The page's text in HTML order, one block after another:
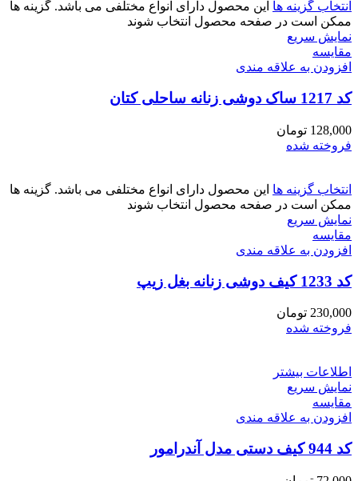
انتخاب گزینه ها این محصول دارای انواع مختلفی می باشد. گزینه ها
ممکن است در صفحه محصول انتخاب شوند
نمایش سریع
مقايسه
افزودن به علاقه مندی
کد 1217 ساک دوشی زنانه ساحلی کتان
128,000 تومان
فروخته شده
انتخاب گزینه ها این محصول دارای انواع مختلفی می باشد. گزینه ها
ممکن است در صفحه محصول انتخاب شوند
نمایش سریع
مقايسه
افزودن به علاقه مندی
کد 1233 کیف دوشی زنانه بغل زیپ
230,000 تومان
فروخته شده
اطلاعات بیشتر
نمایش سریع
مقايسه
افزودن به علاقه مندی
کد 944 کیف دستی مدل آندرامور